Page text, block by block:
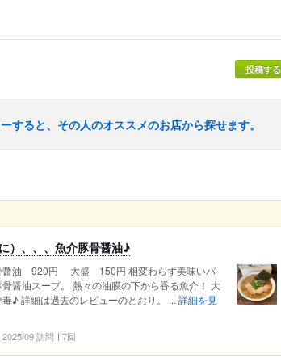
投稿する
すると、その人のオススメのお店から探せます。
）、、、魚介豚骨醤油♪
醤油 920円 大盛 150円 相変わらず美味いパ
醤油スープ。 熱々の油膜の下から香る魚介！ 大
♪ 詳細は過去のレビューのとおり。 ... 詳細を見
2025/09 訪問 7回